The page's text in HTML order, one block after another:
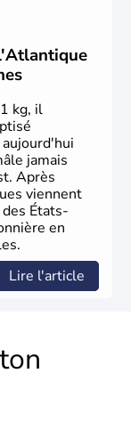
avant l'arrivée
continent par
13 colonies
d'indépendance
en 1787.
dans une
kg, il
jamais
Après
viennent
États-
en
Lire l'article